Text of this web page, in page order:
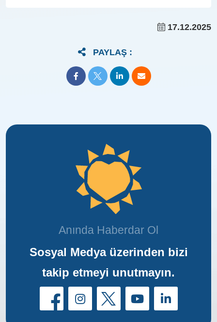
17.12.2025
PAYLAŞ :
Anında Haberdar Ol
Sosyal Medya üzerinden bizi
takip etmeyi unutmayın.